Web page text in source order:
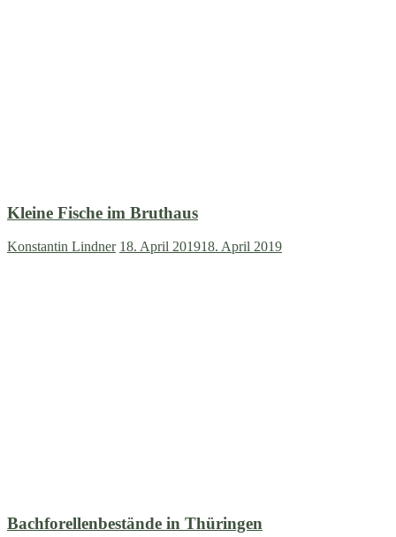
Kleine Fische im Bruthaus
Konstantin Lindner 18. April 201918. April 2019
Bachforellenbestände in Thüringen